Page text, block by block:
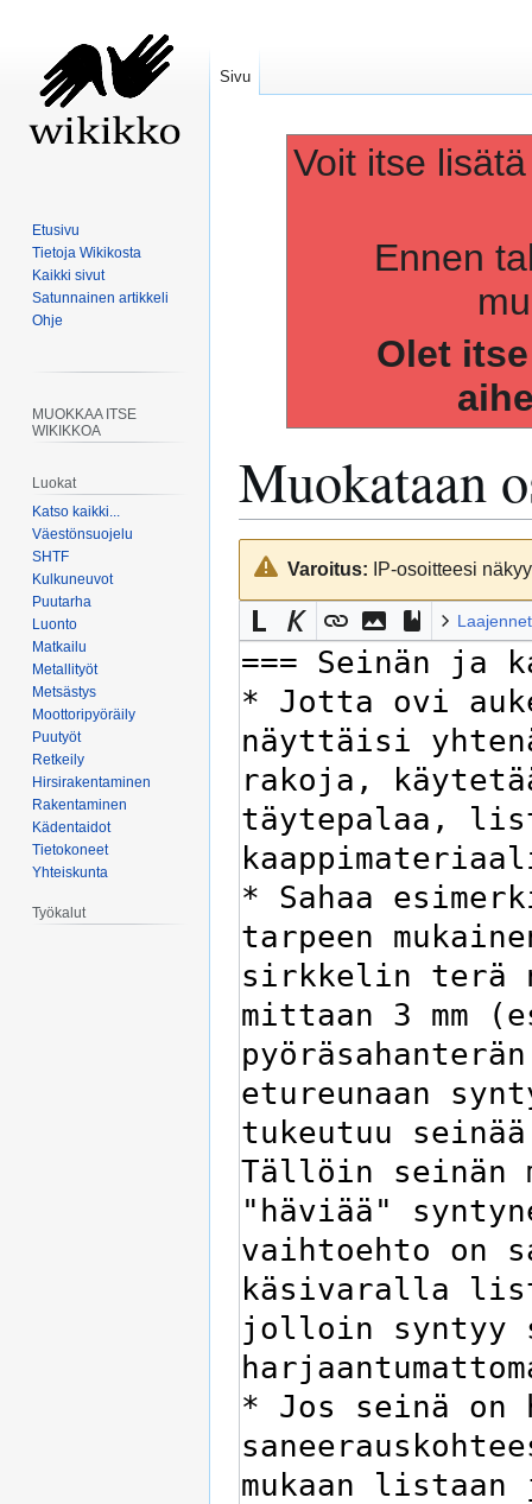
Voit itse
Ennen
Olet
Muokataan
Siirry
navigaatioon
Siirry
hakuunVaroitus: IP-osoitteesi
Sivu
Etusivu
Tietoja Wikikosta
Kaikki sivut
Satunnainen artikkeli
Ohje
MUOKKAA ITSE
WIKIKKOA
Luokat
Katso kaikki...
Väestönsuojelu
SHTF
Kulkuneuvot
Puutarha
Luonto
Matkailu
Metallityöt
Metsästys
Moottoripyöräily
Puutyöt
Retkeily
Hirsirakentaminen
Rakentaminen
Kädentaidot
Tietokoneet
Yhteiskunta
Työkalut